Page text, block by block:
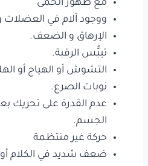
مع ظهور الحمى
ووجود آلام في
الإرهاق و الضعف.
تيبُّس الرقبة.
التشوش أو الهياج أو
نوبات الصرع.
عدم القدرة على تحريك
الجسم.
حركة غير منتظمة
ضعف شديد في الكلام